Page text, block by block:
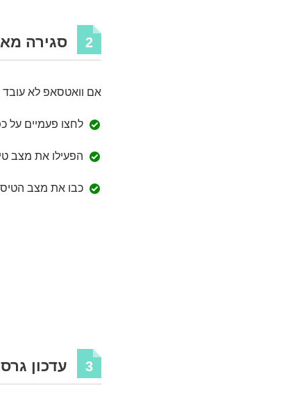
2 סגירה
אם וואטסאפ לא עובד
לחצו פעמיים על
הפעילו את מצב טיסה
כבו את מצב
3 עדכון